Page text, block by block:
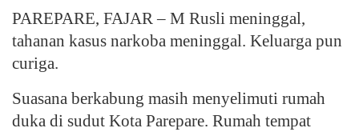
PAREPARE, FAJAR – M Rusli meninggal,
tahanan kasus narkoba meninggal. Keluarga pun
curiga.
Suasana berkabung masih menyelimuti rumah
duka di sudut Kota Parepare. Rumah tempat